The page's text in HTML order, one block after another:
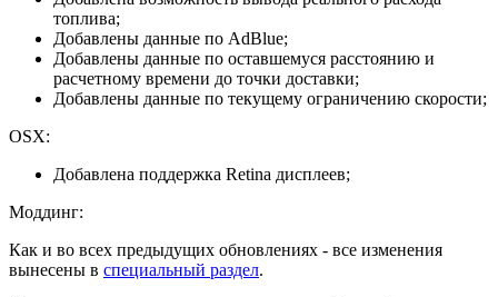
топлива;
Добавлены данные по AdBlue;
Добавлены данные по оставшемуся расстоянию и
расчетному времени до точки доставки;
Добавлены данные по текущему ограничению скорости;
OSX:
Добавлена поддержка Retina дисплеев;
Моддинг:
Как и во всех предыдущих обновлениях - все изменения
вынесены в специальный раздел.